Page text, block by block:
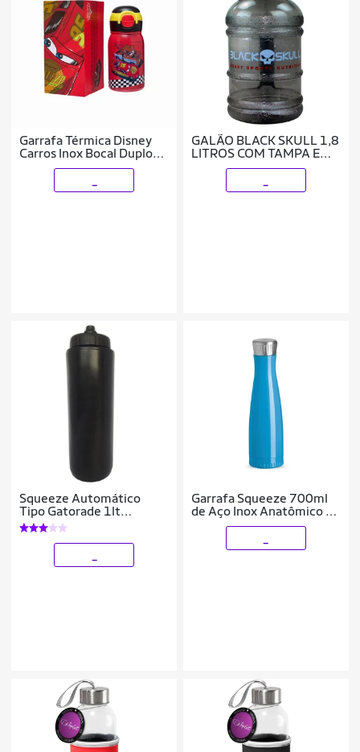
Garrafa Térmica Disney
Carros Inox Bocal Duplo
500ML
GALÃO BLACK SKULL 1,8
LITROS COM TAMPA EM
AÇO INOX BLACK SKULL
Squeeze Automático
Tipo Gatorade 1lt
Rythmoon s/ logo
Branco/Laranja
Garrafa Squeeze 700ml
de Aço Inox Anatômico C/
Tampa Metal